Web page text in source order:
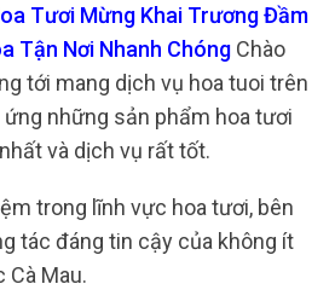
Tươi Mừng Khai Trương Đầm
Tận Nơi Nhanh Chóng Chào
tới mang dịch vụ hoa tuoi trên
những sản phẩm hoa tươi
và dịch vụ rất tốt.
trong lĩnh vực hoa tươi, bên
tác đáng tin cậy của không ít
Cà Mau.